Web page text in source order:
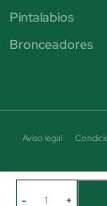
- +
Pintalabios
Bronceadores
Aviso legal
Avenida Puigcerda Nº7